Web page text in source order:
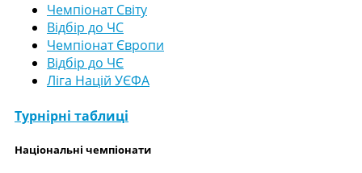
Чемпіонат Світу
Відбір до ЧС
Чемпіонат Європи
Відбір до ЧЄ
Ліга Націй УЄФА
Турнірні таблиці
Національні чемпіонати